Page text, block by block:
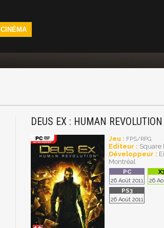
CINÉMA
DEUS EX : HUMAN REVOLUTION
Jeu : FPS/RPG
Editeur : Square
Développeur :
Montréal
26 Août 2011 26
26 Août 2011